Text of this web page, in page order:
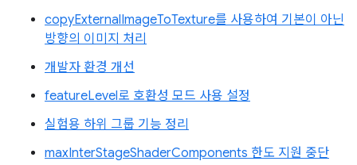
copyExternalImageToTexture를 사용하여 기본이 아닌
방향의 이미지 처리
개발자 환경 개선
featureLevel로 호환성 모드 사용 설정
실험용 하위 그룹 기능 정리
maxInterStageShaderComponents 한도 지원 중단